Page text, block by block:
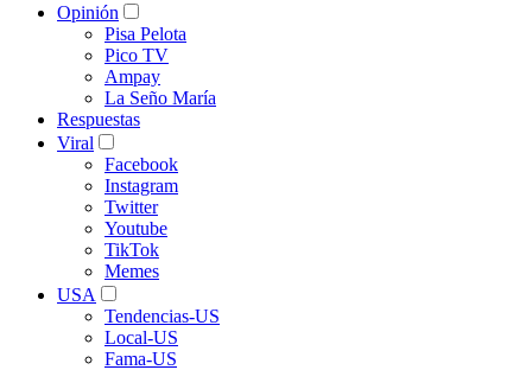
Opinión
Pisa Pelota
Pico TV
Ampay
La Seño María
Respuestas
Viral
Facebook
Instagram
Twitter
Youtube
TikTok
Memes
USA
Tendencias-US
Local-US
Fama-US